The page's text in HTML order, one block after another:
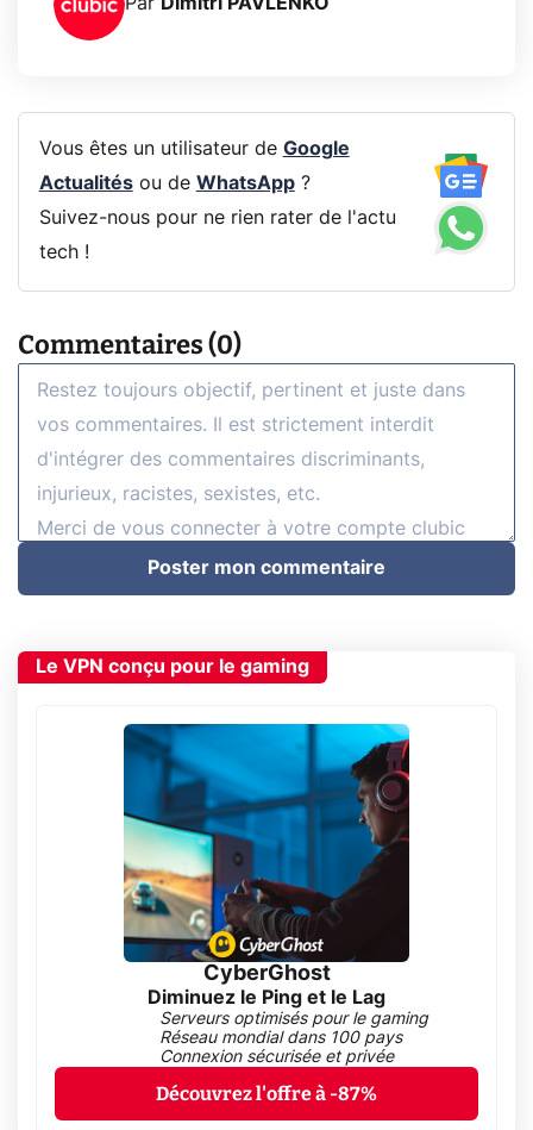
Par Dimitri PAVLENKO
Vous êtes un utilisateur de Google
Actualitésou de WhatsApp?
Suivez-nous pour ne rien rater de l'actu
tech !
Commentaires (0)
Poster mon commentaire
Le VPN conçu pour le gaming
CyberGhost
Diminuez le Ping et le Lag
Serveurs optimisés pour le gaming
Réseau mondial dans 100 pays
Connexion sécurisée et privée
Découvrez l'offre à -87%